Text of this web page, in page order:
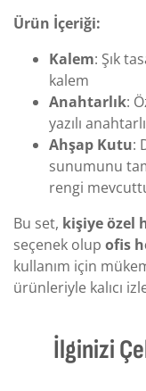
Ürün İçeriği:
Kalem: Şık
kalem
Anahtarlık:
yazılı
Ahşap Kutu:
sunumunu
rengi
Bu set, kişiye özel
seçenek olup ofis
kullanım için
ürünleriyle kalıcı
İlginizi